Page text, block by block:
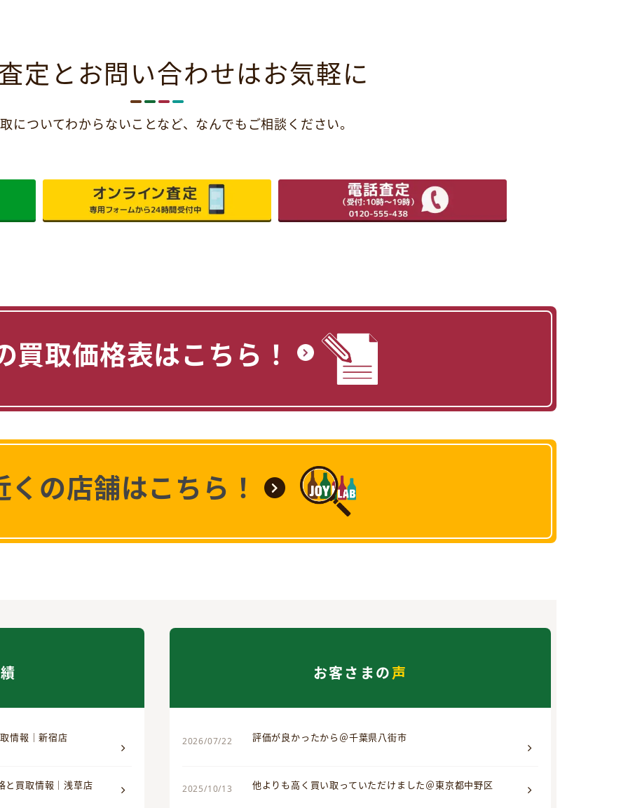
定とお問い合わせはお気軽に
についてわからないことなど、 なんでもご相談ください。
買取価格表はこちら！
くの店舗はこちら！
情報｜新宿店
と買取情報｜浅草店
お客さまの声
2026/07/22 評価が良かったから＠千葉県八街市
2025/10/13 他よりも高く買い取っていただけました＠東京都中野区